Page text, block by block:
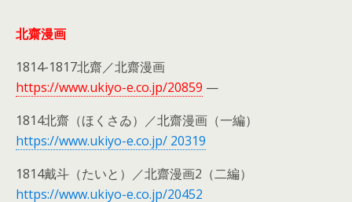
北齋漫画
1814-1817北齋／北齋漫画
https://www.ukiyo-e.co.jp/20859 —
1814北齋（ほくさゐ）／北齋漫画（一編）
https://www.ukiyo-e.co.jp/ 20319
1814戴斗（たいと）／北齋漫画2（二編）
https://www.ukiyo-e.co.jp/20452